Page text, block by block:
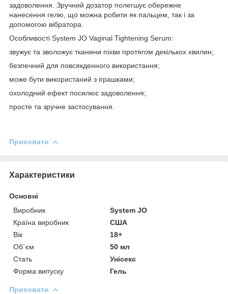
задоволення. Зручний дозатор полегшує обережне
нанесення гелю, що можна робити як пальцем, так і за
допомогою вібратора.
Особливості System JO Vaginal Tightening Serum:
звужує та зволожує тканини піхви протягом декількох хвилин;
безпечний для повсякденного використання;
може бути використаний з іграшками;
охолодний ефект посилює задоволення;
просте та зручне застосування.
Приховати
Характеристики
Основні
Виробник
System JO
Країна виробник
США
Вік
18+
Об`єм
50 мл
Стать
Унісекс
Форма випуску
Гель
Приховати